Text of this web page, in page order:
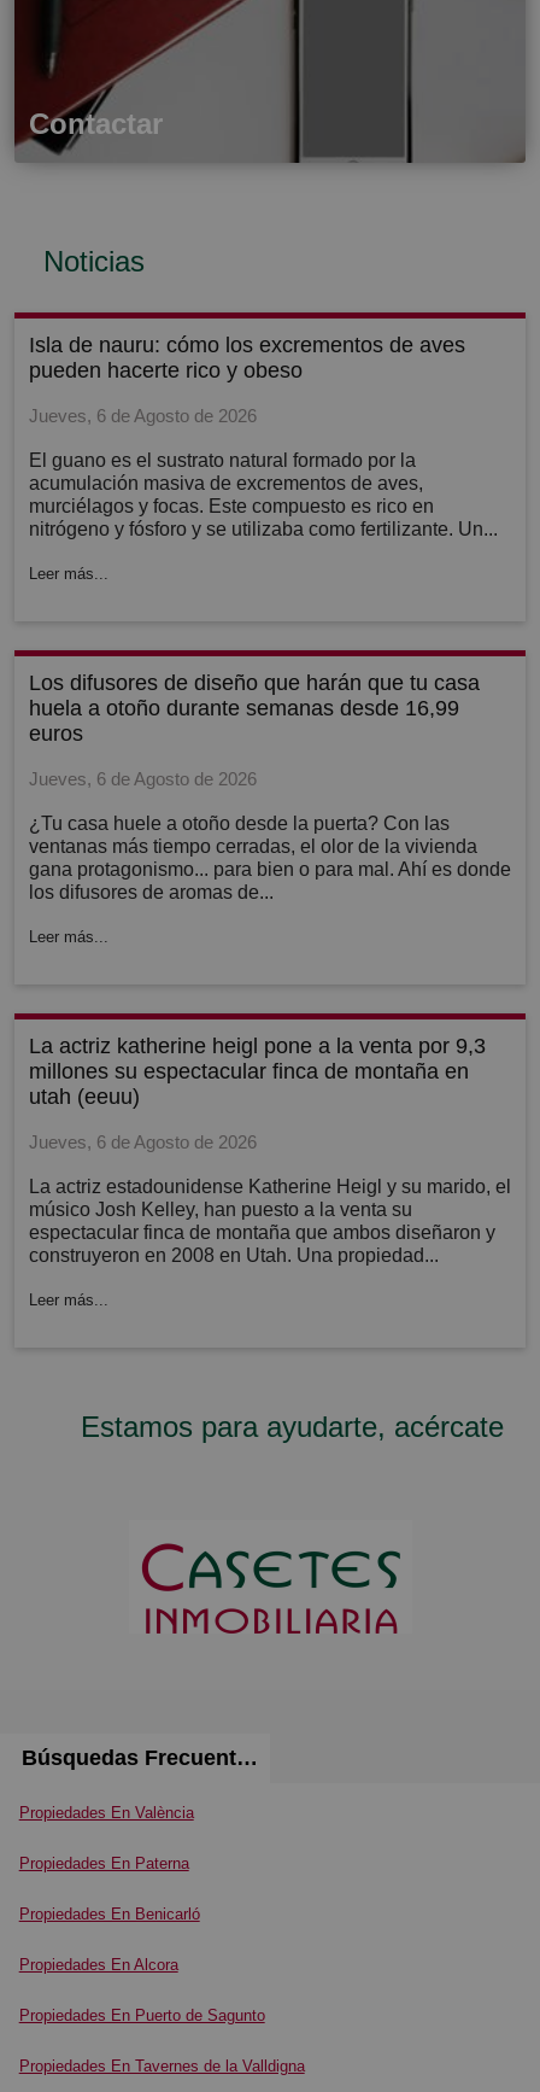
Contactar
Noticias
isla de nauru: cómo los excrementos de aves
pueden hacerte rico y obeso
Jueves, 6 de Agosto de 2026
El guano es el sustrato natural formado por la
acumulación masiva de excrementos de aves,
murciélagos y focas. Este compuesto es rico en
nitrógeno y fósforo y se utilizaba como fertilizante. Un...
Leer más...
los difusores de diseño que harán que tu casa
huela a otoño durante semanas desde 16,99
euros
Jueves, 6 de Agosto de 2026
¿Tu casa huele a otoño desde la puerta? Con las
ventanas más tiempo cerradas, el olor de la vivienda
gana protagonismo... para bien o para mal. Ahí es donde
los difusores de aromas de...
Leer más...
la actriz katherine heigl pone a la venta por 9,3
millones su espectacular finca de montaña en
utah (eeuu)
Jueves, 6 de Agosto de 2026
La actriz estadounidense Katherine Heigl y su marido, el
músico Josh Kelley, han puesto a la venta su
espectacular finca de montaña que ambos diseñaron y
construyeron en 2008 en Utah. Una propiedad...
Leer más...
Estamos para ayudarte, acércate
Búsquedas Frecuentes
Propiedades En València
Propiedades En Paterna
Propiedades En Benicarló
Propiedades En Alcora
Propiedades En Puerto de Sagunto
Propiedades En Tavernes de la Valldigna